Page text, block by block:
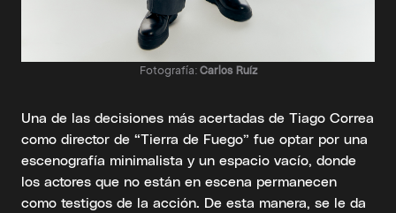
Fotografía: Carlos Ruíz
Una de las decisiones más acertadas de Tiago Correa
como director de “Tierra de Fuego” fue optar por una
escenografía minimalista y un espacio vacío, donde
los actores que no están en escena permanecen
como testigos de la acción. De esta manera, se le da